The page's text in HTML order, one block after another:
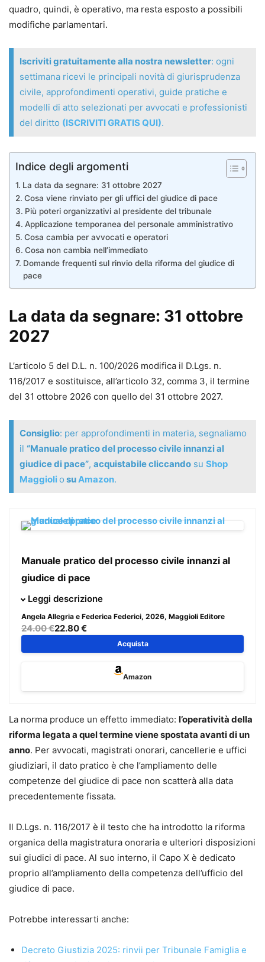
quadro, quindi, è operativo, ma resta esposto a possibili
modifiche parlamentari.
Iscriviti gratuitamente alla nostra newsletter: ogni
settimana ricevi le principali novità di giurisprudenza
civile, approfondimenti operativi, guide pratiche e
modelli di atto selezionati per avvocati e professionisti
del diritto (ISCRIVITI GRATIS QUI).
Indice degli argomenti
La data da segnare: 31 ottobre 2027
Cosa viene rinviato per gli uffici del giudice di pace
Più poteri organizzativi al presidente del tribunale
Applicazione temporanea del personale amministrativo
Cosa cambia per avvocati e operatori
Cosa non cambia nell’immediato
Domande frequenti sul rinvio della riforma del giudice di
pace
La data da segnare: 31 ottobre
2027
L’articolo 5 del D.L. n. 100/2026 modifica il D.Lgs. n.
116/2017 e sostituisce, all’articolo 32, comma 3, il termine
del 31 ottobre 2026 con quello del 31 ottobre 2027.
Consiglio: per approfondimenti in materia, segnaliamo
il “Manuale pratico del processo civile innanzi al
giudice di pace”, acquistabile cliccando su Shop
Maggiolio suAmazon.
Manuale pratico del processo civile innanzi al
giudice di pace
Il volume propone un’analisi organica e aggiornata del
la disciplina alla luce delle più recenti novità normative e
L’opera esamina in modo sistematico la struttura del rito
civile, con particolare attenzione ai
svolgimento dell’istruttoria, decisione e regime delle
impugnazioni.
Uno spazio centrale è dedicato alprocedimento
semplificato di cognizione, alladigitalizzazionedel
processo e agli strumenti deflattivi, con approfondimenti
operativi sugli istituti maggiormente ricorrenti nella
l’opposizione a sanzioni amministrative.
Il volume tiene conto delle innovazioni introdotte
dall’ultima riforma del processo civile,cd. Riforma
Cartabia e successivi correttivi, evidenziandone l’impatto
concreto sul rito
strumento di studio e di lavoro ad avvocati,
Leggi descrizione
Angela Allegria e Federica Federici, 2026, Maggioli Editore
24.00 €22.80 €
Acquista
Amazon
La norma produce un effetto immediato: l’operatività della
riforma legata a quel termine viene spostata avanti di un
anno. Per avvocati, magistrati onorari, cancellerie e uffici
giudiziari, il dato pratico è che l’ampliamento delle
competenze del giudice di pace non scatterà alla data
precedentemente fissata.
Il D.Lgs. n. 116/2017 è il testo che ha introdotto la riforma
organica della magistratura onoraria e ulteriori disposizioni
sui giudici di pace. Al suo interno, il Capo X è dedicato
proprio all’ampliamento della competenza dell’ufficio del
giudice di pace.
Potrebbe interessarti anche:
Decreto Giustizia 2025: rinvii per Tribunale Famiglia e